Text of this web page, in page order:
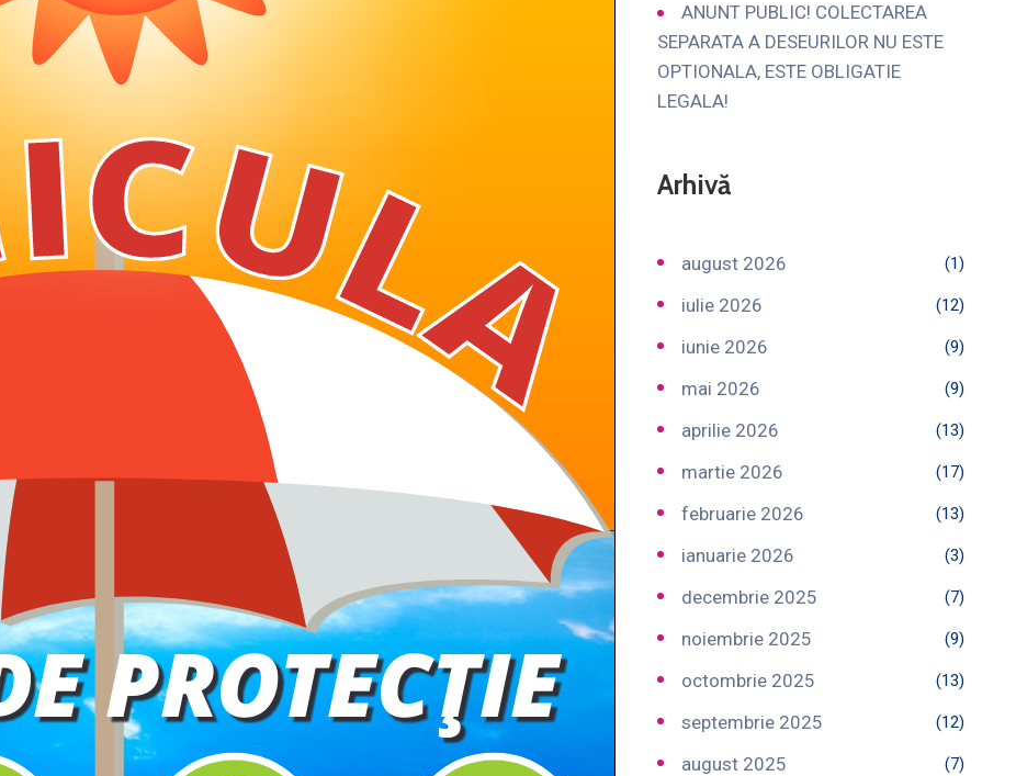
ANUNT PUBLIC! COLECTAREA
SEPARATA A DESEURILOR NU ESTE
OPTIONALA, ESTE OBLIGATIE
LEGALA!
Arhivă
august 2026 (1)
iulie 2026 (12)
iunie 2026 (9)
mai 2026 (9)
aprilie 2026 (13)
martie 2026 (17)
februarie 2026 (13)
ianuarie 2026 (3)
decembrie 2025 (7)
noiembrie 2025 (9)
octombrie 2025 (13)
septembrie 2025 (12)
august 2025 (7)